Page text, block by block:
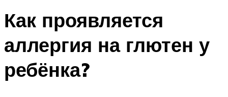
Как проявляется
аллергия на глютен у
ребёнка?